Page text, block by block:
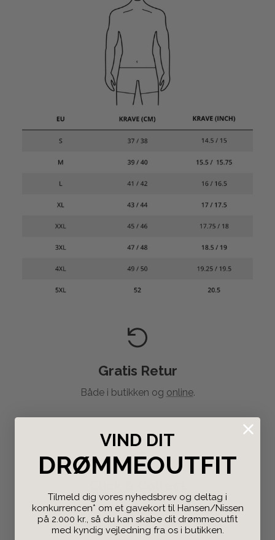
Gratis Retur
Både i butikken og online.
Bestil på nettet og afhent i butikken.
VIND DIT
DRØMMEOUTFIT
Tilmeld dig vores nyhedsbrev og deltag i
konkurrencen* om et gavekort til Hansen/Nissen
på 2.000 kr., så du kan skabe dit drømmeoutfit
med kyndig vejledning fra os i butikken.